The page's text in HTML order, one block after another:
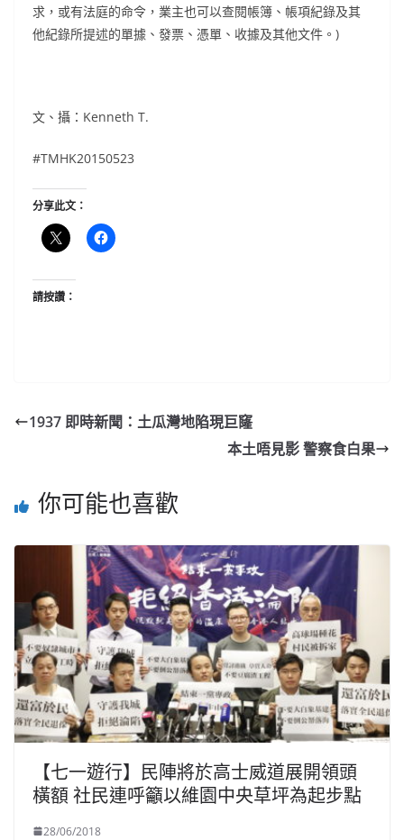
求，或有法庭的命令，業主也可以查閱帳簿、帳項紀錄及其
他紀錄所提述的單據、發票、憑單、收據及其他文件。)
文、攝：Kenneth T.
#TMHK20150523
分享此文：
請按讚：
1937 即時新聞：土瓜灣地陷現巨窿
本土唔見影 警察食白果
你可能也喜歡
【七一遊行】民陣將於高士威道展開領頭
橫額 社民連呼籲以維園中央草坪為起步點
28/06/2018